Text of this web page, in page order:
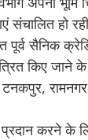
संचालित हो
पूर्व सैनिक
किए जाने के
करने के